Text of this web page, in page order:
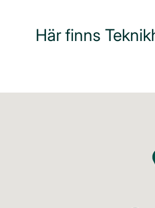
Vanligtvis ingår några träffar på
studietiden. Kontakta
Här finns